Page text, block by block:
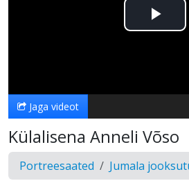
Jaga videot
Külalisena Anneli Võso
Portreesaated Jumala